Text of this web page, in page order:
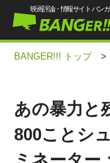
映画評論・情報サイト バン
BANGER!!! トップ >
あの暴力と
800ことシ